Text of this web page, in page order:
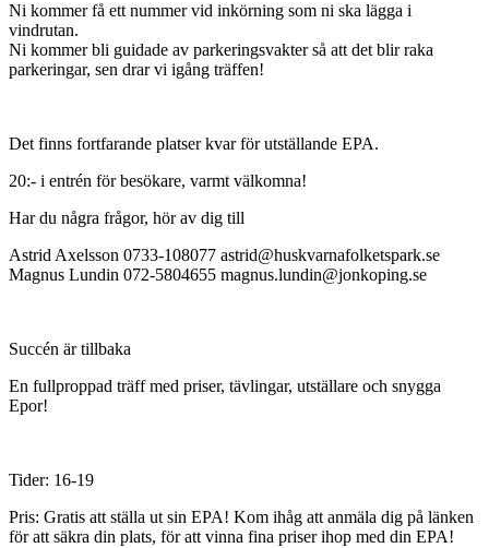
Ni kommer få ett nummer vid inkörning som ni ska lägga i
vindrutan.
Ni kommer bli guidade av parkeringsvakter så att det blir raka
parkeringar, sen drar vi igång träffen!
Det finns fortfarande platser kvar för utställande EPA.
20:- i entrén för besökare, varmt välkomna!
Har du några frågor, hör av dig till
Astrid Axelsson 0733-108077 astrid@huskvarnafolketspark.se
Magnus Lundin 072-5804655 magnus.lundin@jonkoping.se
Succén är tillbaka
En fullproppad träff med priser, tävlingar, utställare och snygga
Epor!
Tider: 16-19
Pris: Gratis att ställa ut sin EPA! Kom ihåg att anmäla dig på länken
för att säkra din plats, för att vinna fina priser ihop med din EPA!